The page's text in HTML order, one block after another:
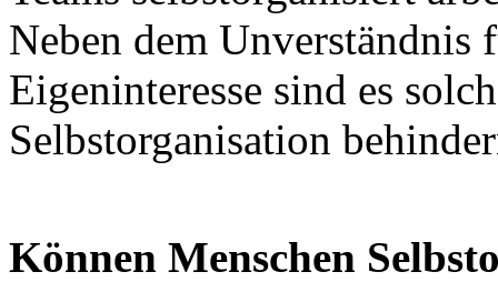
Neben dem Unverständnis
Eigeninteresse sind es
Selbstorganisation
Können Menschen